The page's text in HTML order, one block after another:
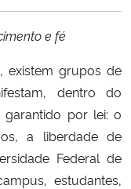
e fé
existem grupos de
dentro do
por lei: o
a liberdade de
Federal de
estudantes,